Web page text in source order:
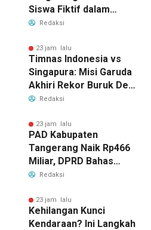
Siswa Fiktif dalam
Penyidikan Dana BOP
Redaksi
23 jam lalu
Timnas Indonesia vs
Singapura: Misi Garuda
Akhiri Rekor Buruk Demi
Tiket Semifinal Piala AFF
Redaksi
23 jam lalu
PAD Kabupaten
Tangerang Naik Rp466
Miliar, DPRD Bahas
Perubahan KUA-PPAS
Redaksi
23 jam lalu
Kehilangan Kunci
Kendaraan? Ini Langkah